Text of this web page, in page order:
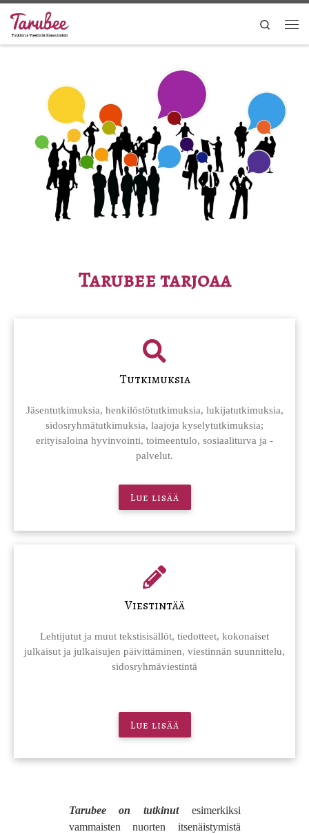
Search
Tarubee tarjoaa
Tutkimuksia
Jäsentutkimuksia, henkilöstötutkimuksia, lukijatutkimuksia,
sidosryhmätutkimuksia, laajoja kyselytutkimuksia;
erityisaloina hyvinvointi, toimeentulo, sosiaaliturva ja -
palvelut.
Lue lisää
Viestintää
Lehtijutut ja muut tekstisisällöt, tiedotteet, kokonaiset
julkaisut ja julkaisujen päivittäminen, viestinnän suunnittelu,
sidosryhmäviestintä
Lue lisää
Tarubee on tutkinutesimerkiksi
vammaisten nuorten itsenäistymistä